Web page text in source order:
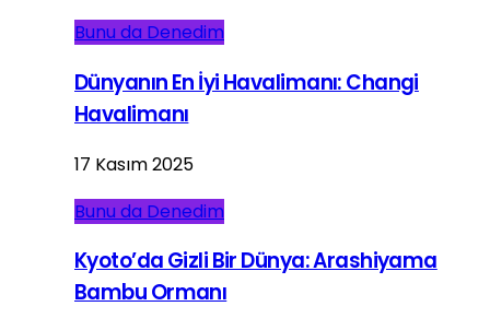
Bunu da Denedim
Dünyanın En İyi Havalimanı: Changi
Havalimanı
17 Kasım 2025
Bunu da Denedim
Kyoto’da Gizli Bir Dünya: Arashiyama
Bambu Ormanı